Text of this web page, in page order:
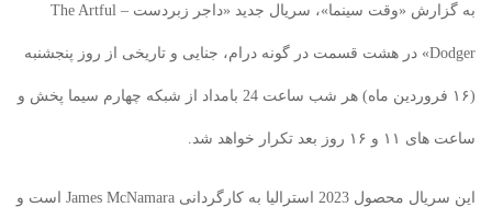
به گزارش «وقت سینما»، سریال جدید «داجر زبردست – The Artful
Dodger» در هشت قسمت در گونه درام، جنایی و تاریخی از روز پنجشنبه
(۱۶ فروردین ماه) هر شب ساعت 24 بامداد از شبکه چهارم سیما پخش و
ساعت های ۱۱ و ۱۶ روز بعد تکرار خواهد شد.
این سریال محصول 2023 استرالیا به کارگردانی James McNamara است و